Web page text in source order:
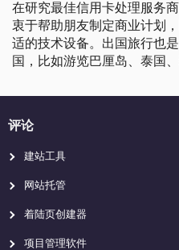
在研究最佳信用卡处理服务
衷于帮助朋友制定商业计划
适的技术设备。出国旅行也
国，比如游览巴厘岛、泰国
评论
建站工具
网站托管
着陆页创建器
项目管理软件